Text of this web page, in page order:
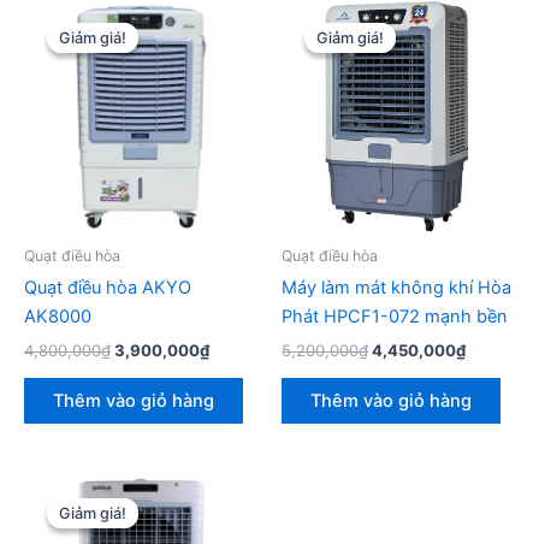
Giảm giá!
Giảm giá!
Quạt điều hòa
Quạt điều hòa AKYO
AK8000
4,800,000₫Giá
là:
4,800,000₫.
3,900,000₫Giá
là:
Thêm vào giỏ hàng
Giảm giá!
Giảm giá!
Quạt điều hòa
Máy làm mát không khí Hòa
Phát HPCF1-072 mạnh bền
5,200,000₫Giá
là:
5,200,000₫.
4,450,000₫Giá
là:
Thêm vào giỏ hàng
Giảm giá!
Giảm giá!